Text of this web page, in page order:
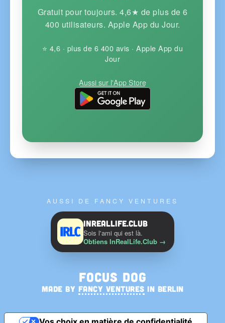
Gratuit pour toujours. 4,6★ de plus de 6
400 utilisateurs. Apple App du Jour.
⭐ 4,6 · plus de 6 400 avis · Apple App du
Jour
Aussi sur l'App Store
AUSSI DE FANCY VENTURES
InRealLife.Club
Sois l'ami qui est là.
Obtiens InRealLife.Club →
Focus Dog
MADE BY FANCY VENTURES IN BERLIN